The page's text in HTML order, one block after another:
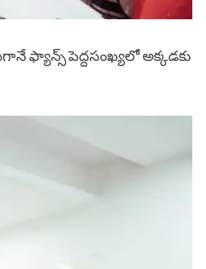
ఫ్యాన్స్ పెద్దసంఖ్యలో అక్కడకు